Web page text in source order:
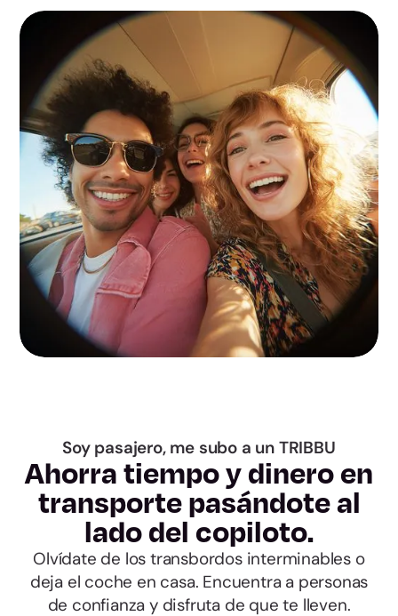
Zamora
Albacete
Ciudad Real
Cuenca
Guadalajara
Toledo
Barcelona
Lleida
Tarragona
Alicante
Castellón
Soy pasajero, me subo a un TRIBBU
Ahorra tiempo y dinero en
transporte pasándote al
lado del copiloto.
Olvídate de los transbordos interminables o
deja el coche en casa. Encuentra a personas
de confianza y disfruta de que te lleven.